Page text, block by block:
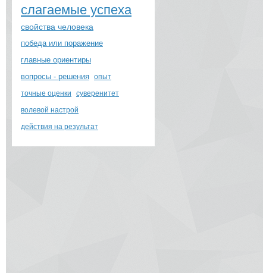
слагаемые успеха
свойства человека
победа или поражение
главные ориентиры
вопросы - решения опыт
точные оценки
суверенитет
волевой настрой
действия на результат